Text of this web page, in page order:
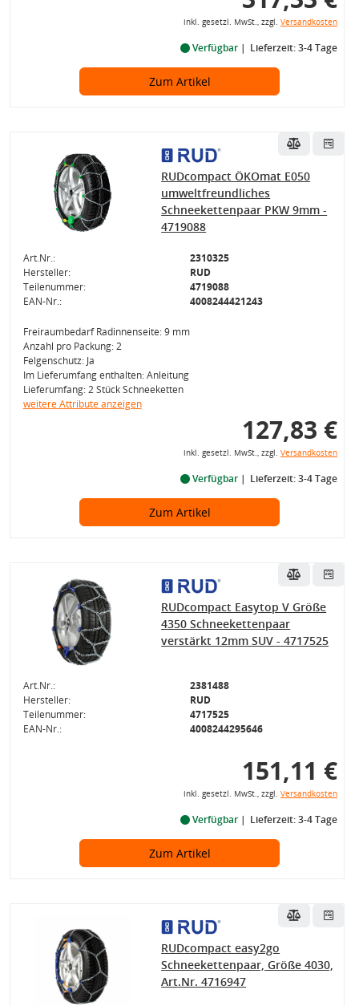
inkl. gesetzl. MwSt., zzgl. Versandkosten
Verfügbar Lieferzeit: 3-4 Tage
Zum Artikel
RUDcompact ÖKOmat E050
umweltfreundliches
Schneekettenpaar PKW 9mm -
4719088
Art.Nr.:
2310325
Hersteller:
RUD
Teilenummer:
4719088
EAN-Nr.:
4008244421243
Freiraumbedarf Radinnenseite: 9 mm
Anzahl pro Packung: 2
Felgenschutz: Ja
Im Lieferumfang enthalten: Anleitung
Lieferumfang: 2 Stück Schneeketten
weitere Attribute anzeigen
127,83 €
inkl. gesetzl. MwSt., zzgl. Versandkosten
Verfügbar Lieferzeit: 3-4 Tage
Zum Artikel
RUDcompact Easytop V Größe
4350 Schneekettenpaar
verstärkt 12mm SUV - 4717525
Art.Nr.:
2381488
Hersteller:
RUD
Teilenummer:
4717525
EAN-Nr.:
4008244295646
151,11 €
inkl. gesetzl. MwSt., zzgl. Versandkosten
Verfügbar Lieferzeit: 3-4 Tage
Zum Artikel
RUDcompact easy2go
Schneekettenpaar, Größe 4030,
Art.Nr. 4716947